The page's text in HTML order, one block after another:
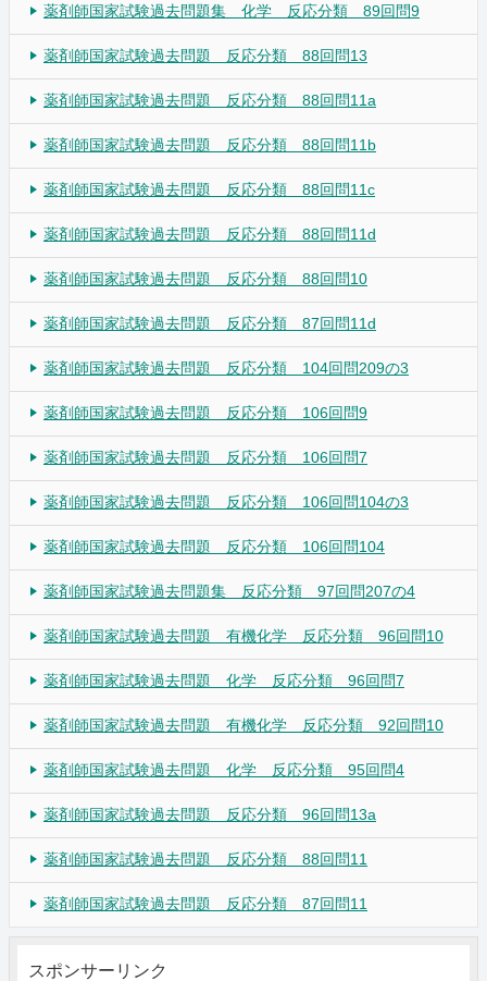
薬剤師国家試験過去問題集 化学 反応分類 89回問9
薬剤師国家試験過去問題 反応分類 88回問13
薬剤師国家試験過去問題 反応分類 88回問11a
薬剤師国家試験過去問題 反応分類 88回問11b
薬剤師国家試験過去問題 反応分類 88回問11c
薬剤師国家試験過去問題 反応分類 88回問11d
薬剤師国家試験過去問題 反応分類 88回問10
薬剤師国家試験過去問題 反応分類 87回問11d
薬剤師国家試験過去問題 反応分類 104回問209の3
薬剤師国家試験過去問題 反応分類 106回問9
薬剤師国家試験過去問題 反応分類 106回問7
薬剤師国家試験過去問題 反応分類 106回問104の3
薬剤師国家試験過去問題 反応分類 106回問104
薬剤師国家試験過去問題集 反応分類 97回問207の4
薬剤師国家試験過去問題 有機化学 反応分類 96回問10
薬剤師国家試験過去問題 化学 反応分類 96回問7
薬剤師国家試験過去問題 有機化学 反応分類 92回問10
薬剤師国家試験過去問題 化学 反応分類 95回問4
薬剤師国家試験過去問題 反応分類 96回問13a
薬剤師国家試験過去問題 反応分類 88回問11
薬剤師国家試験過去問題 反応分類 87回問11
スポンサーリンク